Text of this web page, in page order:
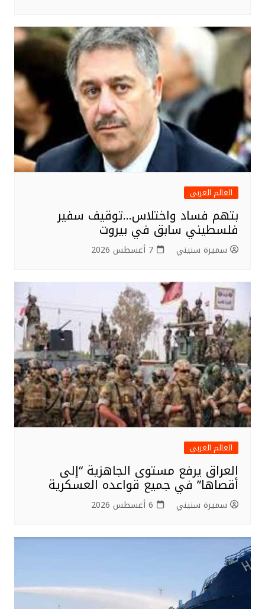
العالم العربي
بتهم فساد واختلاس…توقيف سفير
فلسطيني سابق في بيروت
سميرة سنيني 7 أغسطس 2026
العالم العربي
العراق يرفع مستوى الجاهزية “إلى
أقصاها” في جميع قواعده العسكرية
سميرة سنيني 6 أغسطس 2026